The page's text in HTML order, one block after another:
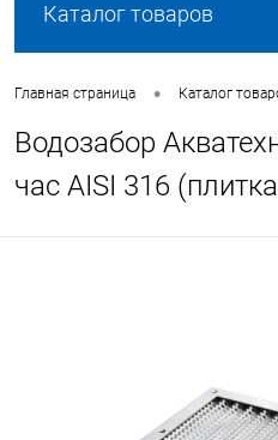
Каталог товаров
Главная страница • Каталог
Водозабор
час AISI 316